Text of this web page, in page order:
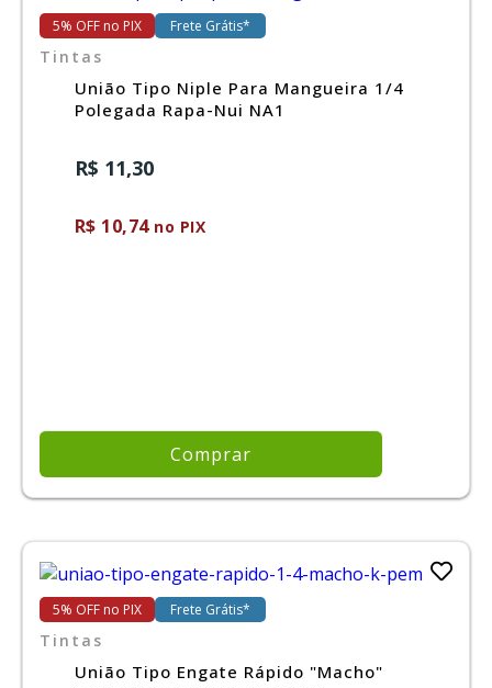
5% OFF no PIX Frete Grátis*
Tintas
União Tipo Niple Para Mangueira 1/4
Polegada Rapa-Nui NA1
R$ 11,30
R$ 10,74no PIX
Comprar
5% OFF no PIX Frete Grátis*
Tintas
União Tipo Engate Rápido "Macho"